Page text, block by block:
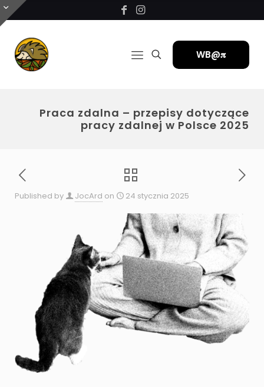
WB@𝛑
Praca zdalna – przepisy dotyczące
pracy zdalnej w Polsce 2025
Published by JocArd on 24 stycznia 2025